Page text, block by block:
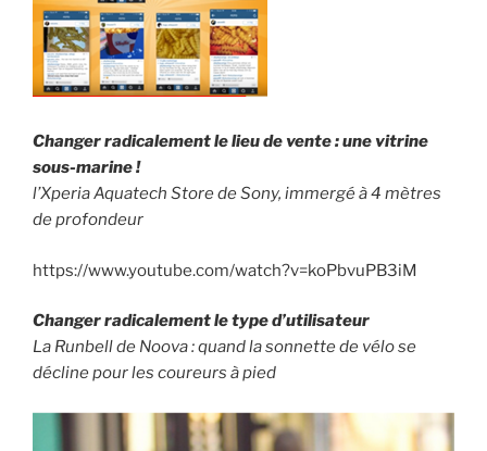
Changer radicalement le lieu de vente : une vitrine
sous-marine !
l’Xperia Aquatech Store de Sony, immergé à 4 mètres
de profondeur
https://www.youtube.com/watch?v=koPbvuPB3iM
Changer radicalement le type d’utilisateur
La Runbell de Noova : quand la sonnette de vélo se
décline pour les coureurs à pied